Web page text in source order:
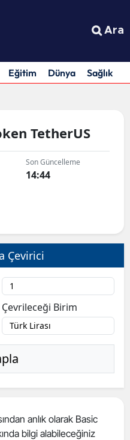
Ara
Eğitim Dünya Sağlık
TetherUS
Son Güncelleme
14:44
Çevirici
Çevrileceği Birim
anlık olarak Basic
bilgi alabileceğiniz